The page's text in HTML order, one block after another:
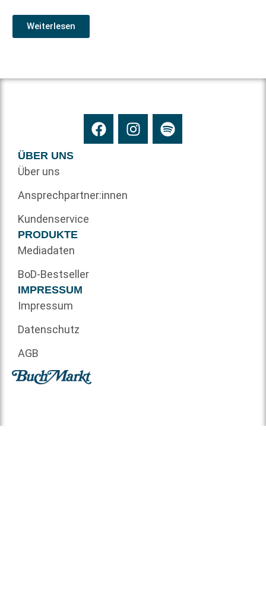
Weiterlesen
ÜBER UNS
Über uns
Ansprechpartner:innen
Kundenservice
PRODUKTE
Mediadaten
BoD-Bestseller
IMPRESSUM
Impressum
Datenschutz
AGB